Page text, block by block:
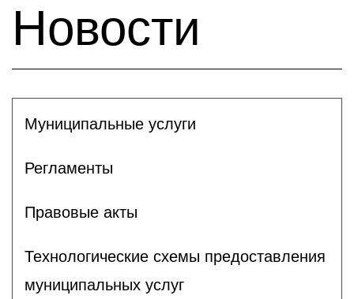
Новости
Муниципальные услуги
Регламенты
Правовые акты
Технологические схемы предоставления
муниципальных услуг